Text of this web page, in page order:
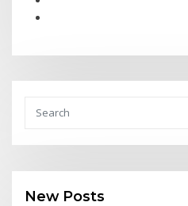
New Posts